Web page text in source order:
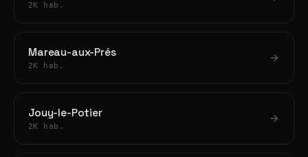
2K hab.
Mareau-aux-Prés
2K hab.
Jouy-le-Potier
2K hab.